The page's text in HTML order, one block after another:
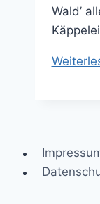
Wald’